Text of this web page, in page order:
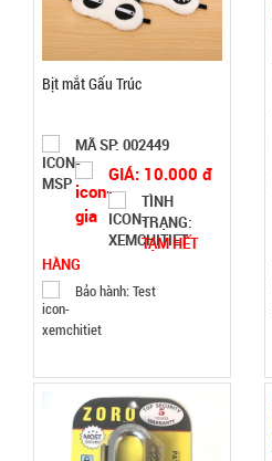
Bịt mắt Gấu Trúc
MÃ SP: 002449
GIÁ: 10.000 đ
TÌNH
TRẠNG:
TẠM HẾT
HÀNG
Bảo hành: Test